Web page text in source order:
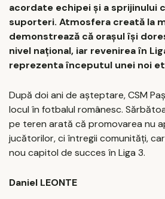
acordate echipei și a sprijinului
suporteri. Atmosfera creată la
demonstrează că orașul își
nivel național, iar revenirea în
reprezenta începutul unei noi
După doi ani de așteptare, CSM
locul în fotbalul românesc.
pe teren arată că promovarea nu
jucătorilor, ci întregii comunități,
nou capitol de succes în Liga 3.
Daniel LEONTE